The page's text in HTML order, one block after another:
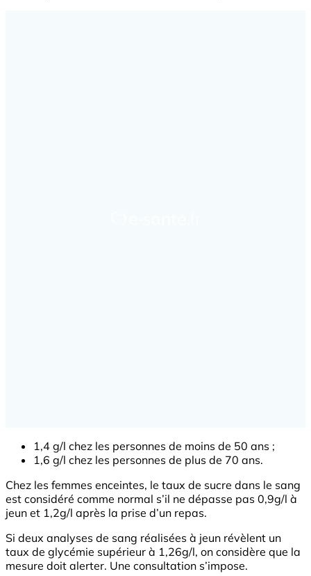
1,4 g/l chez les personnes de moins de 50 ans ;
1,6 g/l chez les personnes de plus de 70 ans.
Chez les femmes enceintes, le taux de sucre dans le sang
est considéré comme normal s’il ne dépasse pas 0,9g/l à
jeun et 1,2g/l après la prise d’un repas.
Si deux analyses de sang réalisées à jeun révèlent un
taux de glycémie supérieur à 1,26g/l, on considère que la
mesure doit alerter. Une consultation s’impose.